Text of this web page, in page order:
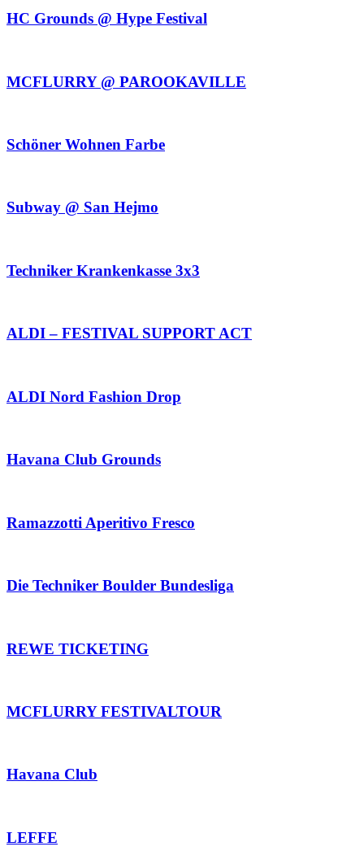
HC Grounds @ Hype Festival
MCFLURRY @ PAROOKAVILLE
Schöner Wohnen Farbe
Subway @ San Hejmo
Techniker Krankenkasse 3x3
ALDI – FESTIVAL SUPPORT ACT
ALDI Nord Fashion Drop
Havana Club Grounds
Ramazzotti Aperitivo Fresco
Die Techniker Boulder Bundesliga
REWE TICKETING
MCFLURRY FESTIVALTOUR
Havana Club
LEFFE